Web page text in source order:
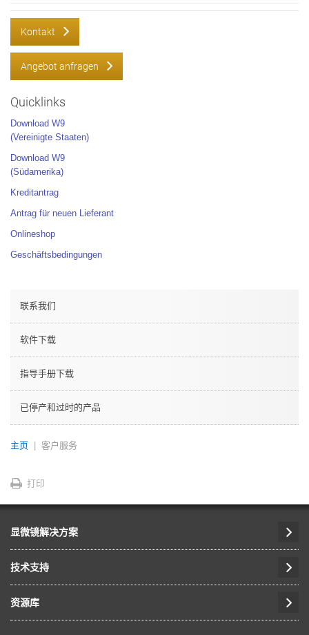
Kontakt
Angebot anfragen
Quicklinks
Download W9
(Vereinigte Staaten)
Download W9
(Südamerika)
Kreditantrag
Antrag für neuen Lieferant
Onlineshop
Geschäftsbedingungen
联系我们
软件下载
指导手册下载
已停产和过时的产品
主页 客户服务
打印
显微镜解决方案
技术支持
资源库